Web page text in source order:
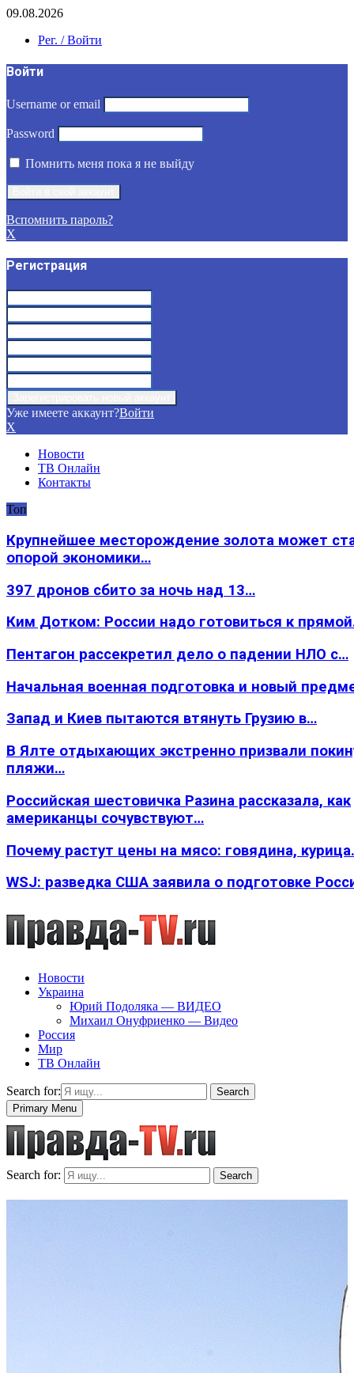
09.08.2026
Рег. / Войти
Войти
Username or email
Password
Помнить меня пока я не выйду
Вспомнить пароль?
X
Регистрация
Уже имеете аккаунт?Войти
X
Новости
ТВ Онлайн
Контакты
Топ
Крупнейшее месторождение золота может
опорой экономики…
397 дронов сбито за ночь над 13…
Ким Дотком: России надо готовиться к
Пентагон рассекретил дело о падении НЛО с…
Начальная военная подготовка и новый
Запад и Киев пытаются втянуть Грузию в…
В Ялте отдыхающих экстренно призвали
пляжи…
Российская шестовичка Разина рассказала, как
американцы сочувствуют…
Почему растут цены на мясо: говядина,
WSJ: разведка США заявила о подготовке
Новости
Украина
Юрий Подоляка — ВИДЕО
Михаил Онуфриенко — Видео
Россия
Мир
ТВ Онлайн
Search for:
Search
Primary Menu
Search for: Search